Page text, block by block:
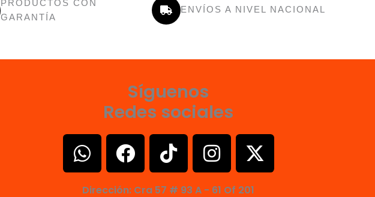
PRODUCTOS CON
GARANTÍA
ENVÍOS A NIVEL NACIONAL
Síguenos
Redes sociales
W
h
a
F
a
T
i
k
I
n
s
X
-
Dirección: Cra 57 # 93 A - 61 Of 201